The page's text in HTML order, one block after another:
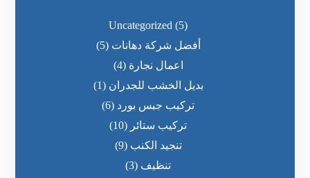
Uncategorized (5)
أفضل شركة دهانات (5)
اعمال نجارة (4)
بديل الخشب للجدران (1)
تركيب جبس بورد (6)
تركيب ستائر (10)
تنجيد الكنب (9)
تنظيف (3)